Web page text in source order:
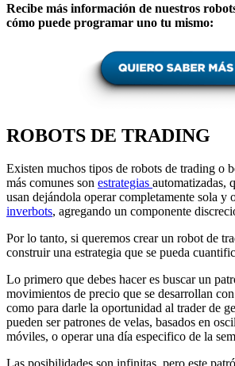
Recibe más información de nuestros
cómo puede programar uno tu mismo:
ROBOTS DE TRADING
Existen muchos tipos de robots de trading o
más comunes son estrategias automatizadas,
usan dejándola operar completamente sola y
inverbots, agregando un componente
Por lo tanto, si queremos crear un robot de
construir una estrategia que se pueda
Lo primero que debes hacer es buscar un
movimientos de precio que se desarrollan
como para darle la oportunidad al trader de
pueden ser patrones de velas, basados en
móviles, o operar una día especifico de la